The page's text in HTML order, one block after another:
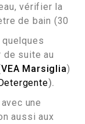
vérifier la
de bain (30
de suite au
VEA Marsiglia)
).
une
aussi aux